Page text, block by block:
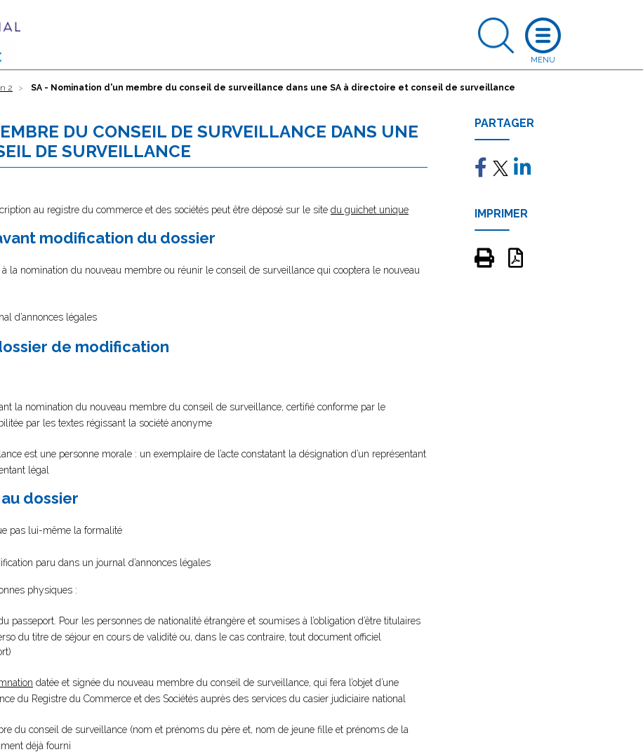
2 SA - Nomination d'un membre du conseil de surveillance dans une SA à directoire et conseil de surveillance
DU CONSEIL DE SURVEILLANCE DANS UNE
DE SURVEILLANCE
au registre du commerce et des sociétés peut être déposé sur le site du guichet unique
modification du dossier
la nomination du nouveau membre ou réunir le conseil de surveillance qui cooptera le nouveau
d’annonces légales
de modification
la nomination du nouveau membre du conseil de surveillance, certifié conforme par le
par les textes régissant la société anonyme
est une personne morale : un exemplaire de l’acte constatant la désignation d’un représentant
légal
dossier
pas lui-même la formalité
paru dans un journal d’annonces légales
physiques :
passeport. Pour les personnes de nationalité étrangère et soumises à l’obligation d’être titulaires
du titre de séjour en cours de validité ou, dans le cas contraire, tout document officiel
datée et signée du nouveau membre du conseil de surveillance, qui fera l’objet d’une
du Registre du Commerce et des Sociétés auprès des services du casier judiciaire national
du conseil de surveillance (nom et prénoms du père et, nom de jeune fille et prénoms de la
déjà fourni
PARTAGER
IMPRIMER